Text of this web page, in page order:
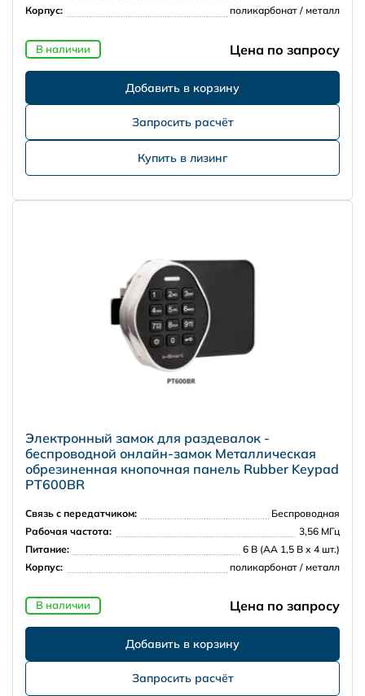
Корпус:
поликарбонат / металл
В наличии Цена по запросу
Запросить расчёт
Купить в лизинг
Электронный замок для раздевалок -
беспроводной онлайн-замок Металлическая
обрезиненная кнопочная панель Rubber Keypad
PT600BR
Связь с передатчиком:
Беспроводная
Рабочая частота:
3,56 МГц
Питание:
6 В (АА 1,5 В х 4 шт.)
Корпус:
поликарбонат / металл
В наличии Цена по запросу
Запросить расчёт